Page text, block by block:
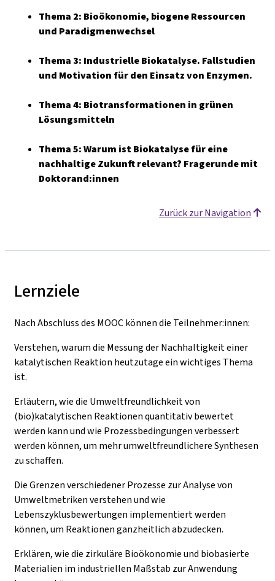
Thema 2: Bioökonomie, biogene Ressourcen
und Paradigmenwechsel
Thema 3: Industrielle Biokatalyse. Fallstudien
und Motivation für den Einsatz von Enzymen.
Thema 4: Biotransformationen in grünen
Lösungsmitteln
Thema 5: Warum ist Biokatalyse für eine
nachhaltige Zukunft relevant? Fragerunde mit
Doktorand:innen
Zurück zur Navigation
Lernziele
Nach Abschluss des MOOC können die Teilnehmer:innen:
Verstehen, warum die Messung der Nachhaltigkeit einer
katalytischen Reaktion heutzutage ein wichtiges Thema
ist.
Erläutern, wie die Umweltfreundlichkeit von
(bio)katalytischen Reaktionen quantitativ bewertet
werden kann und wie Prozessbedingungen verbessert
werden können, um mehr umweltfreundlichere Synthesen
zu schaffen.
Die Grenzen verschiedener Prozesse zur Analyse von
Umweltmetriken verstehen und wie
Lebenszyklusbewertungen implementiert werden
können, um Reaktionen ganzheitlich abzudecken.
Erklären, wie die zirkuläre Bioökonomie und biobasierte
Materialien im industriellen Maßstab zur Anwendung